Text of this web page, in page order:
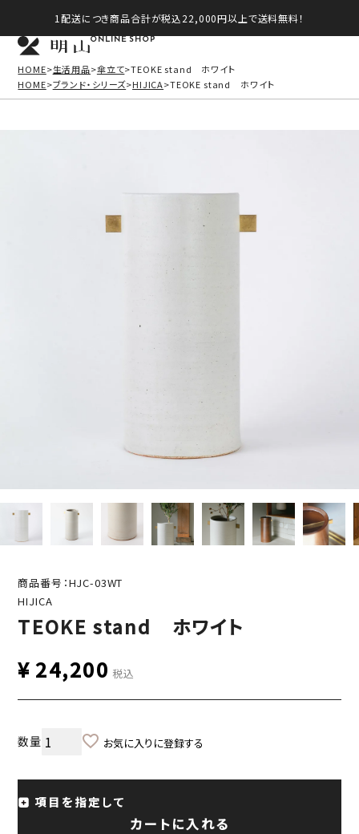
1配送につき商品合計が税込22,000円以上で送料無料！
ONLINE SHOP
HOME 生活用品 傘立て TEOKE stand ホワイト
HOME ブランド・シリーズ HIJICA TEOKE stand ホワイト
商品番号：HJC-03WT
HIJICA
TEOKE stand ホワイト
¥24,200 税込
お気に入りに登録する
項目を指定して
カートに入れる